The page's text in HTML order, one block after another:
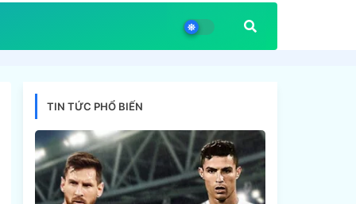
TIN TỨC PHỔ BIẾN